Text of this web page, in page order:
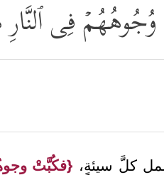
فِی
كلَّ سيئةٍ، {فكُبَّتْ